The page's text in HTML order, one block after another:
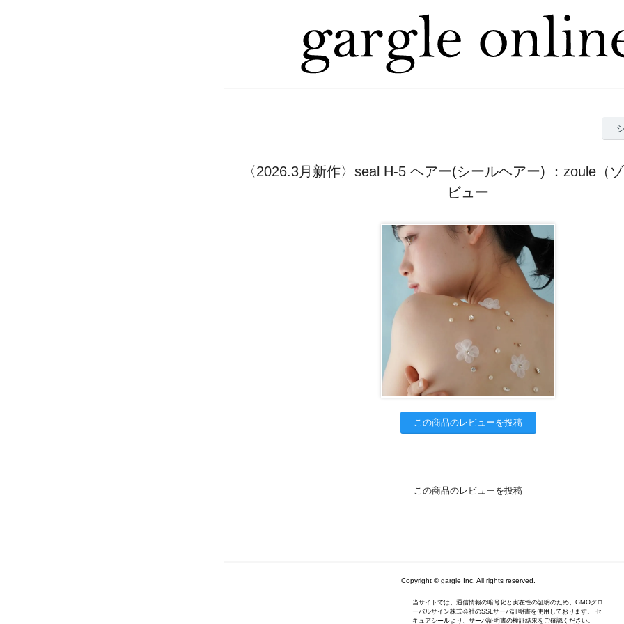
〈2026.3月新作〉seal H-5 ヘアー(シールヘアー) ：zoule（
ビュー
この商品のレビューを投稿
この商品のレビューを投稿
Copyright © gargle Inc. All rights reserved.
当サイトでは、通信情報の暗号化と実在性の証明のため、GMOグロ
ーバルサイン株式会社のSSLサーバ証明書を使用しております。 セ
キュアシールより、サーバ証明書の検証結果をご確認ください。